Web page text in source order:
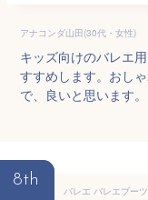
アナコンダ山田(30代・女性)
キッズ向けのバレエ
すすめします。おし
で、良いと思います。
8th